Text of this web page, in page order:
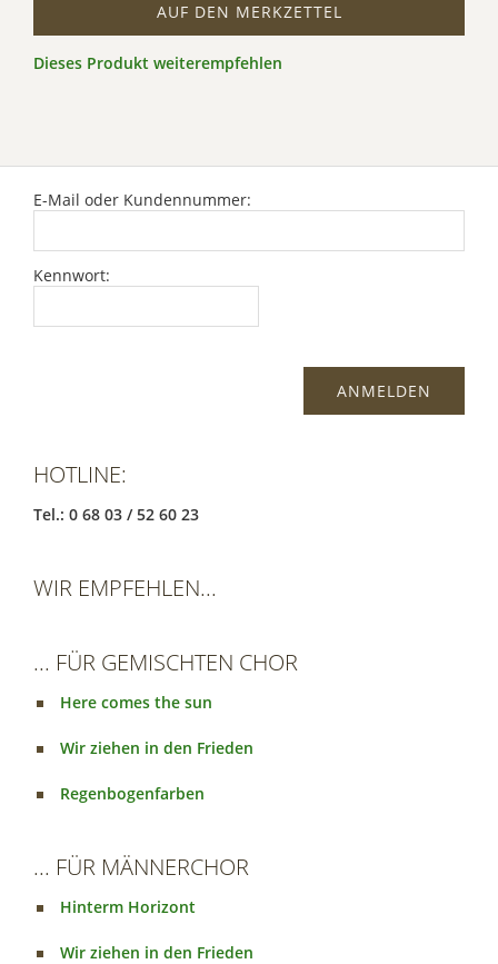
AUF DEN MERKZETTEL
Dieses Produkt weiterempfehlen
E-Mail oder Kundennummer:
Kennwort:
HOTLINE:
Tel.: 0 68 03 / 52 60 23
WIR EMPFEHLEN...
... FÜR GEMISCHTEN CHOR
Here comes the sun
Wir ziehen in den Frieden
Regenbogenfarben
... FÜR MÄNNERCHOR
Hinterm Horizont
Wir ziehen in den Frieden